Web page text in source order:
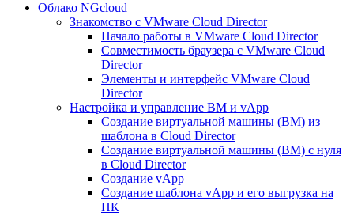
Облако NGcloud
Знакомство с VMware Cloud Director
Начало работы в VMware Cloud Director
Совместимость браузера с VMware Cloud
Director
Элементы и интерфейс VMware Cloud
Director
Настройка и управление ВМ и vApp
Создание виртуальной машины (ВМ) из
шаблона в Cloud Director
Создание виртуальной машины (ВМ) с нуля
в Cloud Director
Создание vApp
Создание шаблона vApp и его выгрузка на
ПК